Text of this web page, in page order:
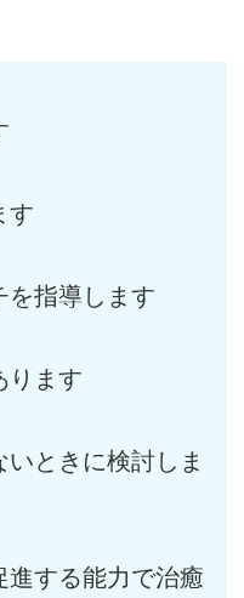
す
を指導します
ります
ときに検討しま
進する能力で治癒